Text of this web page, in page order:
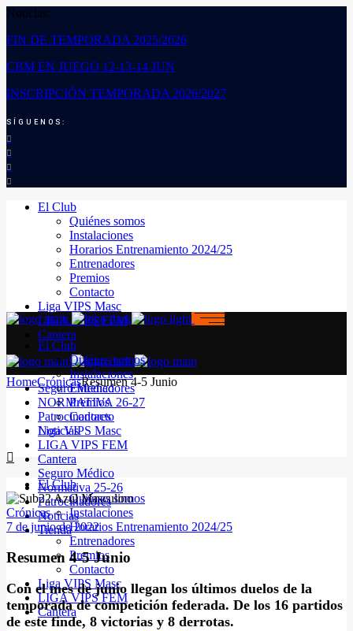
Noticias:
FIN DE TEMPORADA 2025/2026
CBM EN JUEGO 12-13-14 JUN
INSCRIPCIÓN TEMPORADA 2026/2027
SÍGUENOS:
El Club
Quiénes somos
Instalaciones
Horarios Entrenamiento 2024/25
Entrenadores
Premios
Contacto
Liga VIPS Masc
LIGA VIPS FEM
Cantera
Seguro Médico
NORMATIVA 26-27
Patrocinadores
Noticias
El Club
Quiénes somos
Instalaciones
Horarios Entrenamiento 2024/25
Entrenadores
Premios
Contacto
Liga VIPS Masc
LIGA VIPS FEM
Cantera
El Club
Quiénes somos
Instalaciones
Entrenadores
Premios
Contacto
Liga VIPS Masc
LIGA VIPS FEM
Cantera
Seguro Médico
Normativa 25-26
Patrocinadores
Noticias
Tienda
HomeCrónicasResumen 4-5 Junio
Crónicas
7 de junio de 2022
Resumen 4-5 Junio
Con el mes de junio llegan los últimos duelos de la
temporada de competición federada. De los 16 partidos
de este finde, 8 victorias y 8 derrotas.